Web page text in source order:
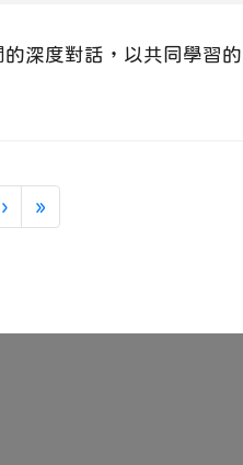
深度對話，以共同學習
›下一頁
»最後頁